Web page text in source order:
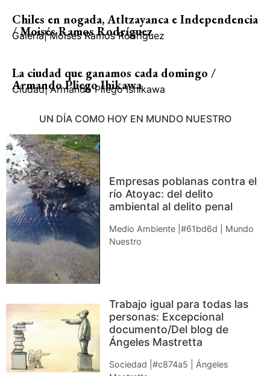
Cablebús en Puebla: Infraestructura Aislada /
Eduardo Mauricio Libreros López
Ciudad| Eduardo Mauricio Libreros López
Chiles en nogada, Atltzayanca e Independencia
/ Moisés Ramos Rodríguez
Galería| Moisés Ramos Rodríguez
La ciudad que ganamos cada domingo /
Armando Pliego Ihikawa
Ciudad| Armando Pliego Ishikawa
UN DÍA COMO HOY EN MUNDO NUESTRO
Empresas poblanas contra el
río Atoyac: del delito
Trabajo igual para todas las
personas: Excepcional